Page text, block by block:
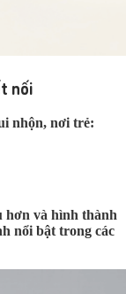
nối
nhộn, nơi trẻ:
hơn và hình thành
nổi bật trong các